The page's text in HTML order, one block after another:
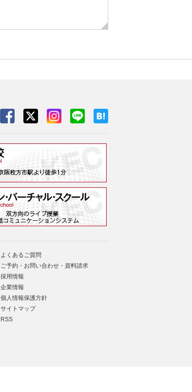
よくあるご質問
ご予約・お問い合わせ・資料請求
採用情報
企業情報
個人情報保護方針
サイトマップ
RSS